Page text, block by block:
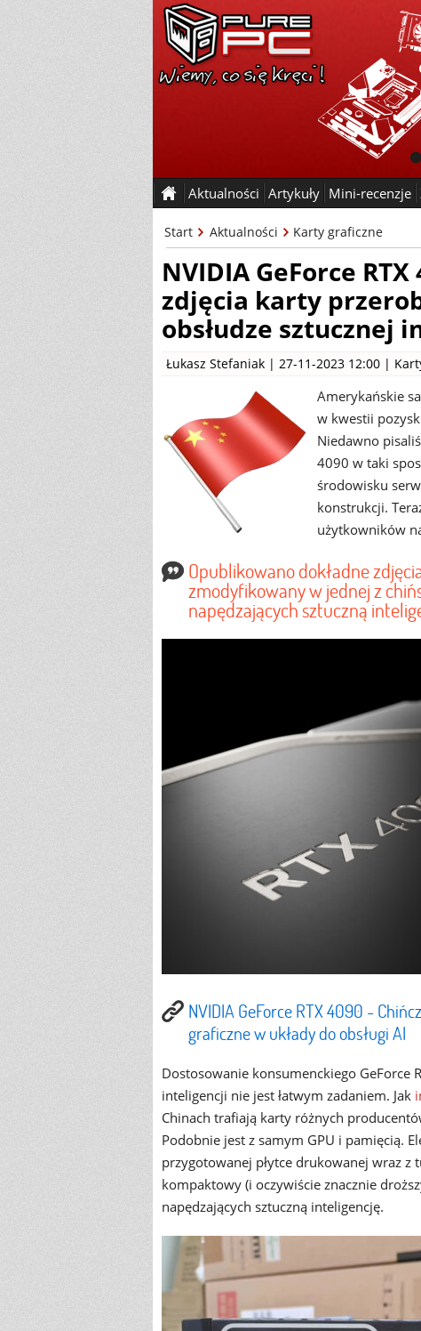
Aktualności Artykuły Mini-recenzje
Start Aktualności Karty graficzne
NVIDIA GeForce
zdjęcia karty
obsłudze sztucznej
Łukasz Stefaniak | 27-11-2023 12:00 |
Amerykańskie
w kwestii
Niedawno
4090 w taki
środowisku
konstrukcji.
użytkowników
Opublikowano dokładne
zmodyfikowany w jednej z
napędzających sztuczną
NVIDIA GeForce RTX 4090 -
graficzne w układy do obsługi AI
Dostosowanie konsumenckiego GeForce
inteligencji nie jest łatwym zadaniem. Jak
Chinach trafiają karty różnych
Podobnie jest z samym GPU i pamięcią.
przygotowanej płytce drukowanej wraz z
kompaktowy (i oczywiście znacznie
napędzających sztuczną inteligencję.